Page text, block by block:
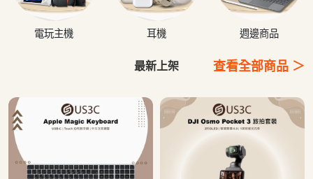
電玩主機 耳機 週邊商品
最新上架 查看全部商品 ＞